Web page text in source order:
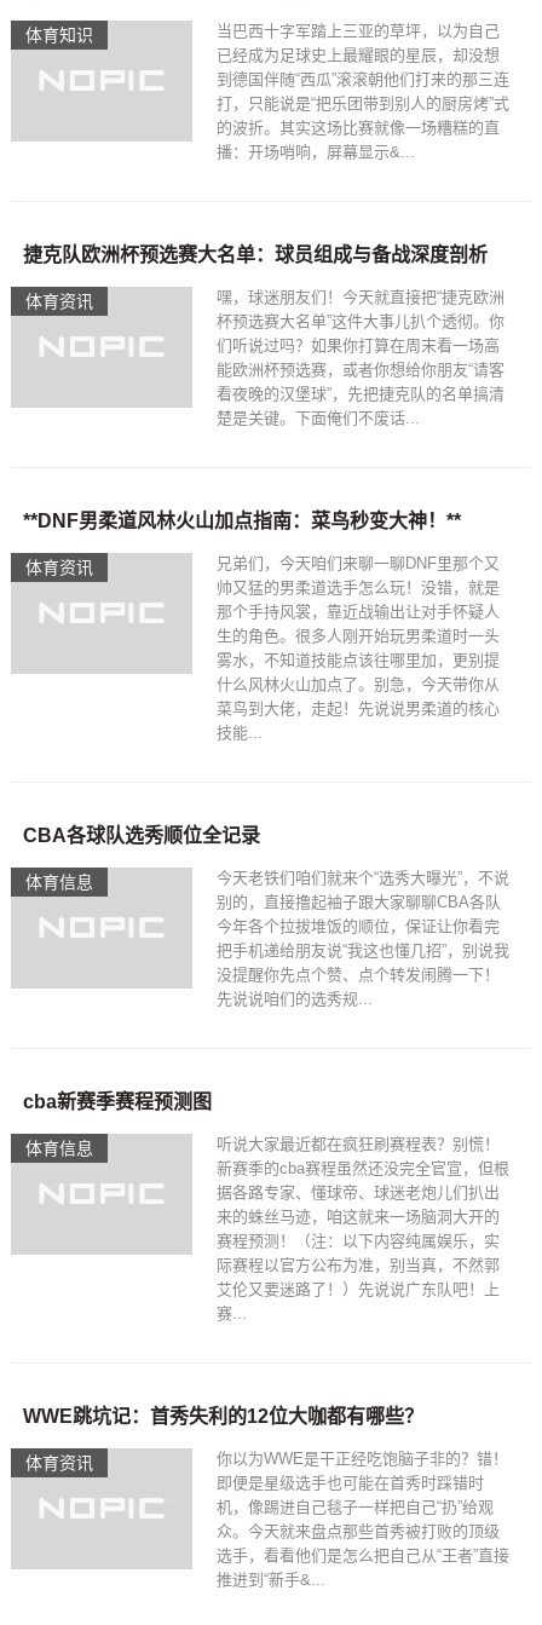
体育知识
当巴西十字军踏上三亚的草坪，以为自己
已经成为足球史上最耀眼的星辰，却没想
到德国伴随“西瓜”滚滚朝他们打来的那三连
打，只能说是“把乐团带到别人的厨房烤”式
的波折。其实这场比赛就像一场糟糕的直
播：开场哨响，屏幕显示&...
体育资讯
捷克队欧洲杯预选赛大名单：球员组成与备战深度剖析
嘿，球迷朋友们！今天就直接把“捷克欧洲
杯预选赛大名单”这件大事儿扒个透彻。你
们听说过吗？如果你打算在周末看一场高
能欧洲杯预选赛，或者你想给你朋友“请客
看夜晚的汉堡球”，先把捷克队的名单搞清
楚是关键。下面俺们不废话...
体育资讯
**DNF男柔道风林火山加点指南：菜鸟秒变大神！**
兄弟们，今天咱们来聊一聊DNF里那个又
帅又猛的男柔道选手怎么玩！没错，就是
那个手持风裳，靠近战输出让对手怀疑人
生的角色。很多人刚开始玩男柔道时一头
雾水，不知道技能点该往哪里加，更别提
什么风林火山加点了。别急，今天带你从
菜鸟到大佬，走起！先说说男柔道的核心
技能...
体育信息
CBA各球队选秀顺位全记录
今天老铁们咱们就来个“选秀大曝光”，不说
别的，直接撸起袖子跟大家聊聊CBA各队
今年各个拉拔堆饭的顺位，保证让你看完
把手机递给朋友说“我这也懂几招”，别说我
没提醒你先点个赞、点个转发闹腾一下！
先说说咱们的选秀规...
体育信息
cba新赛季赛程预测图
听说大家最近都在疯狂刷赛程表？别慌！
新赛季的cba赛程虽然还没完全官宣，但根
据各路专家、懂球帝、球迷老炮儿们扒出
来的蛛丝马迹，咱这就来一场脑洞大开的
赛程预测！（注：以下内容纯属娱乐，实
际赛程以官方公布为准，别当真，不然郭
艾伦又要迷路了！）先说说广东队吧！上
赛...
体育资讯
WWE跳坑记：首秀失利的12位大咖都有哪些？
你以为WWE是干正经吃饱脑子非的？错！
即便是星级选手也可能在首秀时踩错时
机，像踢进自己毯子一样把自己“扔”给观
众。今天就来盘点那些首秀被打败的顶级
选手，看看他们是怎么把自己从“王者”直接
推进到“新手&...